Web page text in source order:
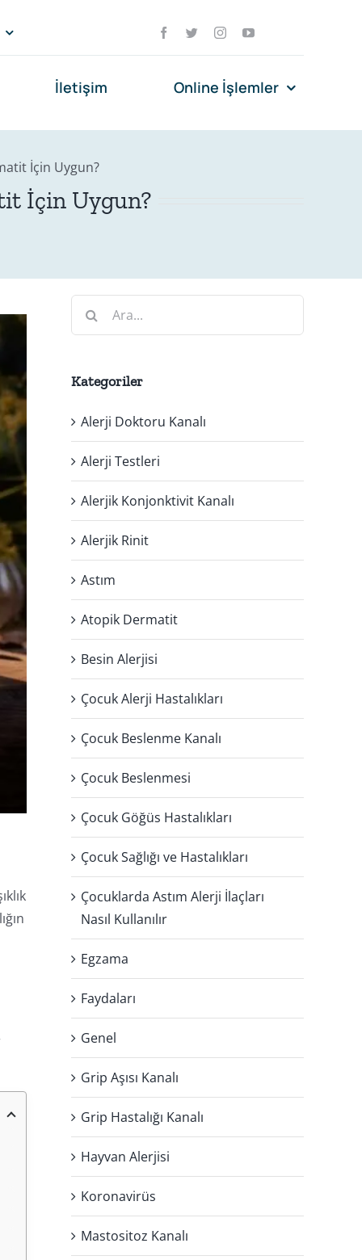
İletişim Online İşlemler
İçin Uygun?
İçin Uygun?
Kategoriler
Alerji Doktoru Kanalı
Alerji Testleri
Alerjik Konjonktivit Kanalı
Alerjik Rinit
Astım
Atopik Dermatit
Besin Alerjisi
Çocuk Alerji Hastalıkları
Çocuk Beslenme Kanalı
Çocuk Beslenmesi
Çocuk Göğüs Hastalıkları
Çocuk Sağlığı ve Hastalıkları
Çocuklarda Astım Alerji İlaçları
Nasıl Kullanılır
Egzama
Faydaları
Genel
Grip Aşısı Kanalı
Grip Hastalığı Kanalı
Hayvan Alerjisi
Koronavirüs
Mastositoz Kanalı